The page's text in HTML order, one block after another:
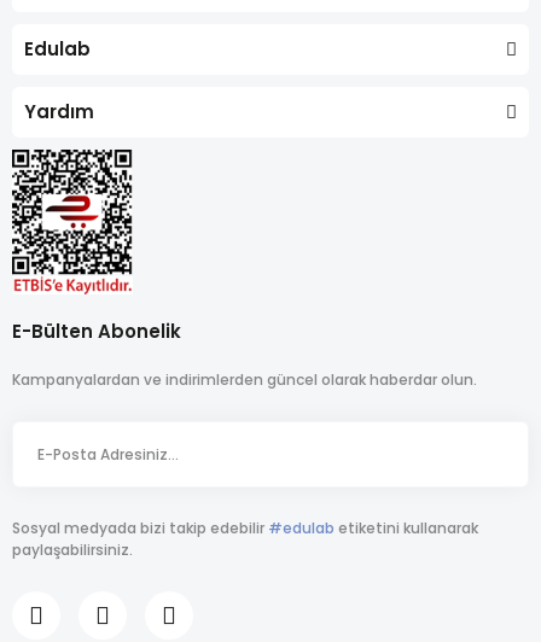
Edulab
Yardım
E-Bülten Abonelik
Kampanyalardan ve indirimlerden güncel olarak haberdar olun.
Sosyal medyada bizi takip edebilir #edulab etiketini kullanarak
paylaşabilirsiniz.